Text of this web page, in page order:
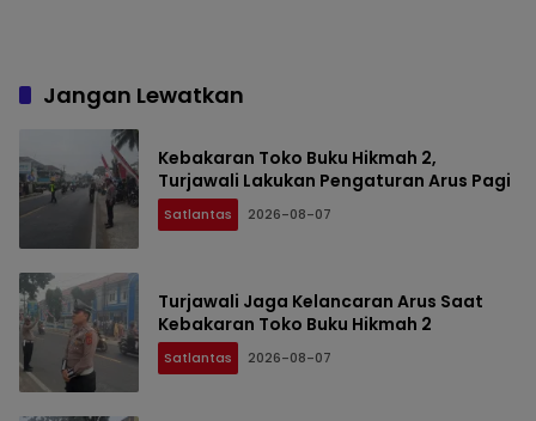
Jangan Lewatkan
Kebakaran Toko Buku Hikmah 2,
Turjawali Lakukan Pengaturan Arus Pagi
Satlantas 2026-08-07
Turjawali Jaga Kelancaran Arus Saat
Kebakaran Toko Buku Hikmah 2
Satlantas 2026-08-07